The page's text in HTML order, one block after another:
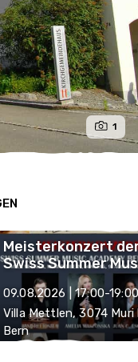
1
Meisterkonzert
Swiss Summer
Academy Bern
09.08.2026 | 17:00-19:00
Villa Mettlen, 3074 Muri
Bern